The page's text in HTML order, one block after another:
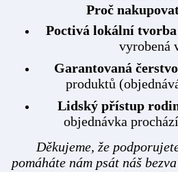
Proč
Poctivá lokální tvorba
vyrobená
Garantovaná
produktů
Lidský přístup
objednávka
Děkujeme, že
pomáháte nám psát náš